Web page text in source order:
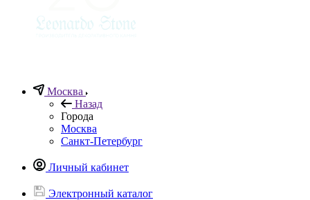
Москва
Назад
Города
Москва
Санкт-Петербург
Личный кабинет
Электронный каталог